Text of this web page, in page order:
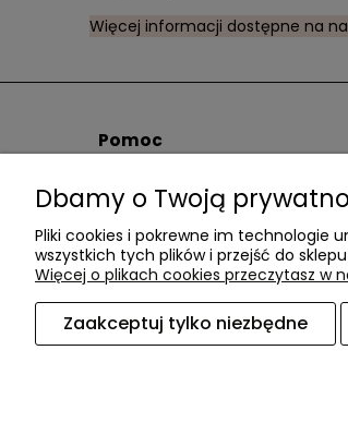
Więcej informacji dostępne na
Pomoc
Regulamin
Polityka Prywatności
Blog
Akcesoria meblowe DAC TER
Dbamy o Twoją
Pliki cookies i pokrewne im technologie
wszystkich tych plików i przejść do
Więcej o plikach cookies przeczytasz w
Zaakceptuj tylko niezbędne